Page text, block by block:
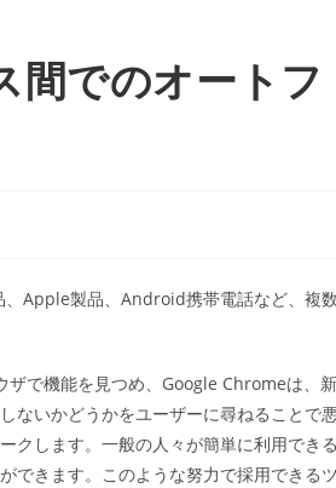
間でのオートフ
Apple製品、Android携帯電話など、複数
ザで機能を見つめ、Google Chromeは、新
ないかどうかをユーザーに尋ねることで悪
クします。一般の人々が簡単に利用できる
できます。このような努力で採用できるツ